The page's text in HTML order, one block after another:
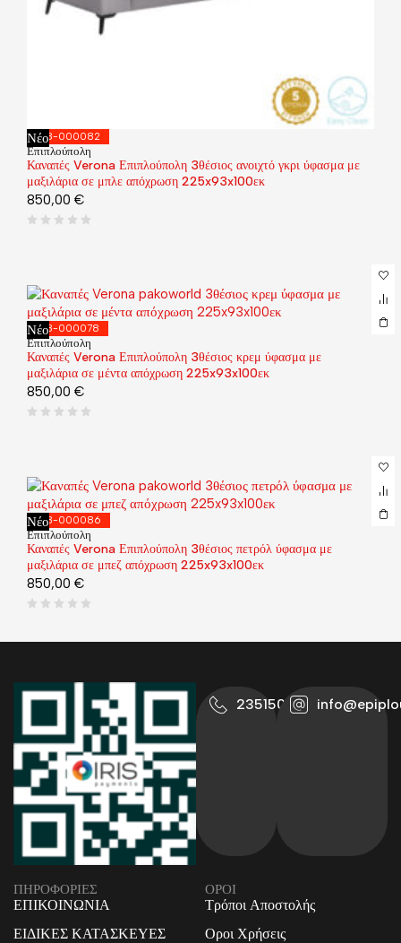
Νέο168-000082
Επιπλούπολη
Καναπές Verona Επιπλούπολη 3θέσιος ανοιχτό γκρι ύφασμα με
μαξιλάρια σε μπλε απόχρωση 225x93x100εκ
850,00 €
Νέο168-000078
Επιπλούπολη
Καναπές Verona Επιπλούπολη 3θέσιος κρεμ ύφασμα με
μαξιλάρια σε μέντα απόχρωση 225x93x100εκ
850,00 €
Νέο168-000086
Επιπλούπολη
Καναπές Verona Επιπλούπολη 3θέσιος πετρόλ ύφασμα με
μαξιλάρια σε μπεζ απόχρωση 225x93x100εκ
850,00 €
2351500711
ΠΗΡΟΦΟΡΙΕΣ
ΕΠΙΚΟΙΝΩΝΙΑ
ΕΙΔΙΚΕΣ ΚΑΤΑΣΚΕΥΕΣ
ΟΡΟΙ
Τρόποι Αποστολής
Οροι Χρήσεις